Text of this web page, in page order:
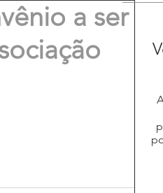
a ser